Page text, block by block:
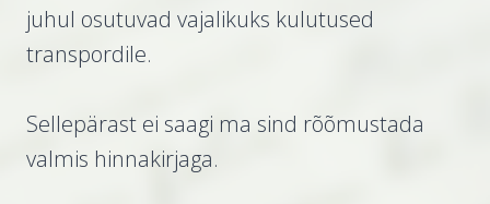
juhul osutuvad vajalikuks kulutused
transpordile.
Sellepärast ei saagi ma sind rõõmustada
valmis hinnakirjaga.